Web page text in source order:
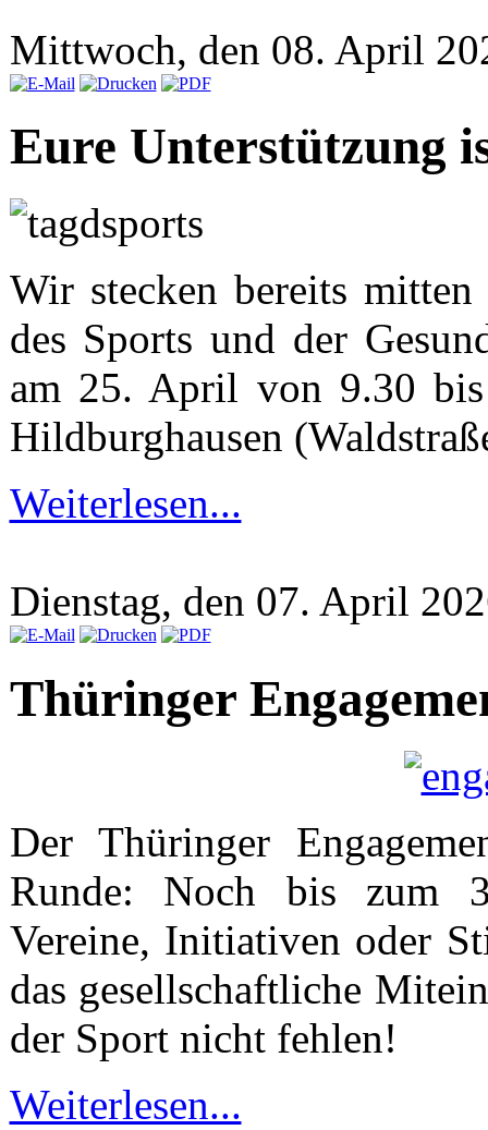
Mittwoch, den 08. April
Eure Unterstützung
Wir stecken bereits
des Sports und der
am 25. April von 9.30
Hildburghausen
Weiterlesen...
Dienstag, den 07. April
Thüringer
Der Thüringer
Runde: Noch bis zum
Vereine, Initiativen oder
das gesellschaftliche
der Sport nicht fehlen!
Weiterlesen...